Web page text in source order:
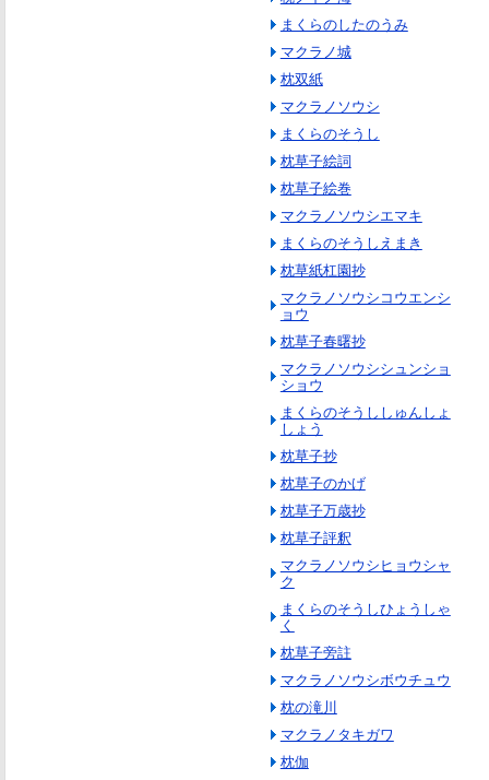
まくらのしたのうみ
マクラノ城
枕双紙
マクラノソウシ
まくらのそうし
枕草子絵詞
枕草子絵巻
マクラノソウシエマキ
まくらのそうしえまき
枕草紙杠園抄
マクラノソウシコウエンシ
ョウ
枕草子春曙抄
マクラノソウシシュンショ
ショウ
まくらのそうししゅんしょ
しょう
枕草子抄
枕草子のかげ
枕草子万歳抄
枕草子評釈
マクラノソウシヒョウシャ
ク
まくらのそうしひょうしゃ
く
枕草子旁註
マクラノソウシボウチュウ
枕の滝川
マクラノタキガワ
枕伽